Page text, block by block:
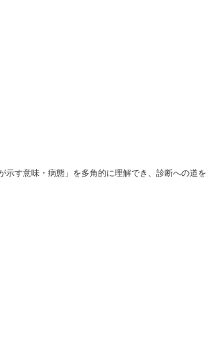
す意味・病態」を多角的に理解でき、診断への道を